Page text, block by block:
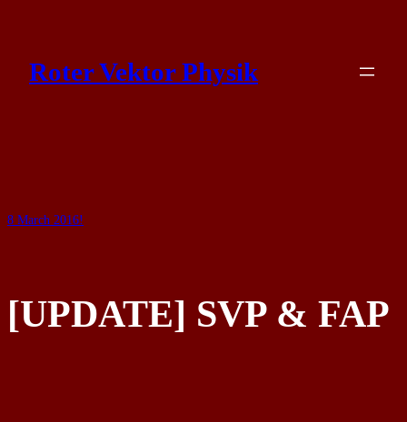
content
Roter Vektor Physik
8 March 2016!
[UPDATE] SVP & FAP